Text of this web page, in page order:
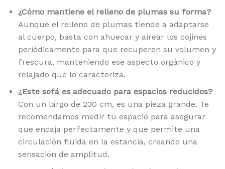
¿Cómo mantiene el relleno de plumas su forma?
Aunque el relleno de plumas tiende a adaptarse
al cuerpo, basta con ahuecar y airear los cojines
periódicamente para que recuperen su volumen y
frescura, manteniendo ese aspecto orgánico y
relajado que lo caracteriza.
¿Este sofá es adecuado para espacios reducidos?
Con un largo de 230 cm, es una pieza grande. Te
recomendamos medir tu espacio para asegurar
que encaja perfectamente y que permite una
circulación fluida en la estancia, creando una
sensación de amplitud.